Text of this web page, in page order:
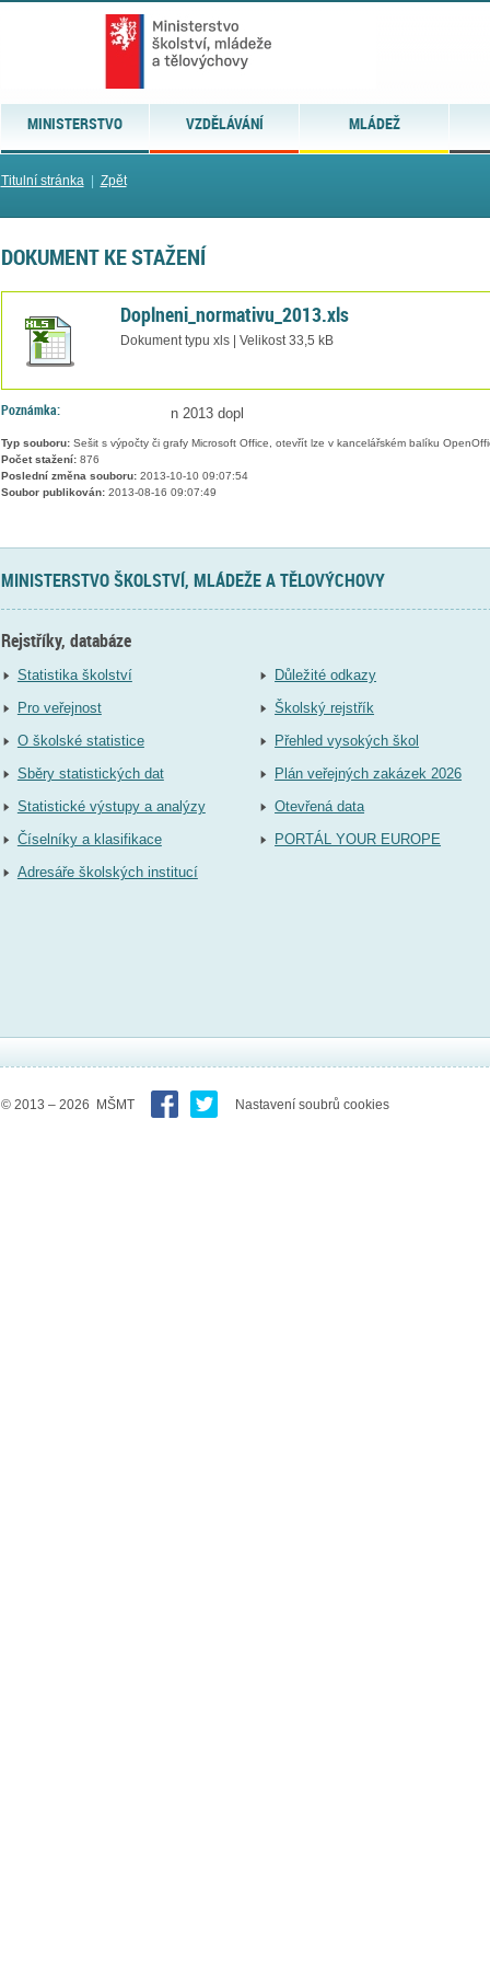
MINISTERSTVO VZDĚLÁVÁNÍ MLÁDEŽ
Titulní stránka| Zpět
DOKUMENT KE STAŽENÍ
Doplneni_normativu_2013.xls
Dokument typu xls | Velikost 33,5 kB
Poznámka: n 2013 dopl
Typ souboru:Sešit s výpočty či grafy Microsoft Office, otevřít lze v kancelářském balíku
Počet stažení:876
Poslední změna souboru:2013-10-10 09:07:54
Soubor publikován:2013-08-16 09:07:49
MINISTERSTVO ŠKOLSTVÍ, MLÁDEŽE A TĚLOVÝCHOVY
Rejstříky, databáze
Statistika školství
Pro veřejnost
O školské statistice
Sběry statistických dat
Statistické výstupy a analýzy
Číselníky a klasifikace
Adresáře školských institucí
Důležité odkazy
Školský rejstřík
Přehled vysokých škol
Plán veřejných zakázek 2026
Otevřená data
PORTÁL YOUR EUROPE
© 2013 – 2026 MŠMT Nastavení soubrů cookies